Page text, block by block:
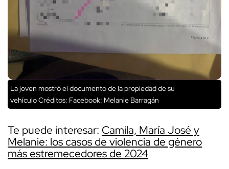
La joven mostró el documento de la propiedad de su
vehículoCréditos: Facebook: Melanie Barragán
Te puede interesar: Camila, María José y
Melanie: los casos de violencia de género
más estremecedores de 2024